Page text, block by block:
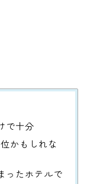
で十分
かもしれな
ったホテルで